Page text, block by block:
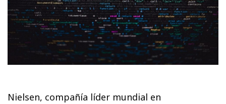
Nielsen, compañía líder mundial en